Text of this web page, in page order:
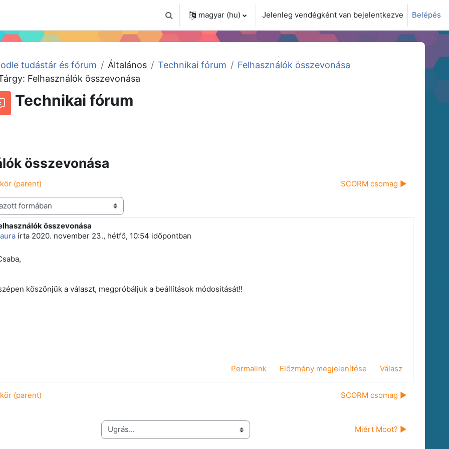
Keresési bemeneti adatok váltása
magyar ‎(hu)‎ Jelenleg vendégként van bejelentkezve Belépés
tudástár és fórum Általános Technikai fórum
Felhasználók összevonása
Felhasználók összevonása
Technikai fórum
összevonása
(parent) SCORM csomag ▶︎
összevonása
írta 2020. november 23., hétfő, 10:54 időpontban
0
köszönjük a választ, megpróbáljuk a beállítások módosítását!!
Permalink Előzmény megjelenítése Válasz
(parent) SCORM csomag ▶︎
Ugrás... Miért Moot? ▶︎